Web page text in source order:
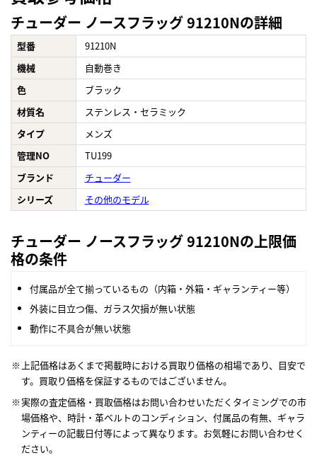
チューダー ノースフラッグ 91210Nの詳細
型番
91210N
機械
自動巻き
色
ブラック
材質名
ステンレス・セラミック
タイプ
メンズ
管理NO
TU199
ブランド
チューダー
シリーズ
その他のモデル
チューダー ノースフラッグ 91210Nの上限価
格の条件
付属品が全て揃っているもの（内箱・外箱・ギャランティー等）
外装に目立つ傷、ガラス欠損が無い状態
動作に不具合が無い状態
上記価格はあくまで掲載時における買取り価格の相場であり、目安で
す。買取り価格を保証するものではございません。
実際の査定価格・買取価格はお問い合わせいただくタイミングでの市
場価格や、時計・革ベルトのコンディション、付属品の有無、ギャラ
ンティーの記載日付等によって異なります。お気軽にお問い合わせく
ださい。